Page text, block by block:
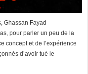
Ghassan Fayad
pour parler un peu de la
concept et de l’expérience
d’avoir tué le